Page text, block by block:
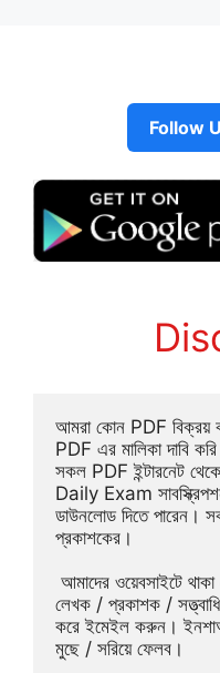
Follow
আমরা কোন PDF বিক্রয়
PDF এর মালিকা দাবি
সকল PDF ইন্টারনেট
Daily Exam
ডাউনলোড দিতে
প্রকাশকের।
লেখক / প্রকাশক /
করে ইমেইল করুন।
মুছে / সরিয়ে ফেলব।